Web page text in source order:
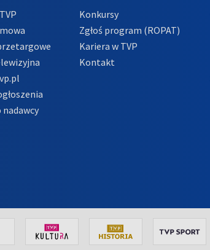
Konkursy
Zgłoś program (ROPAT)
Kariera w TVP
Kontakt